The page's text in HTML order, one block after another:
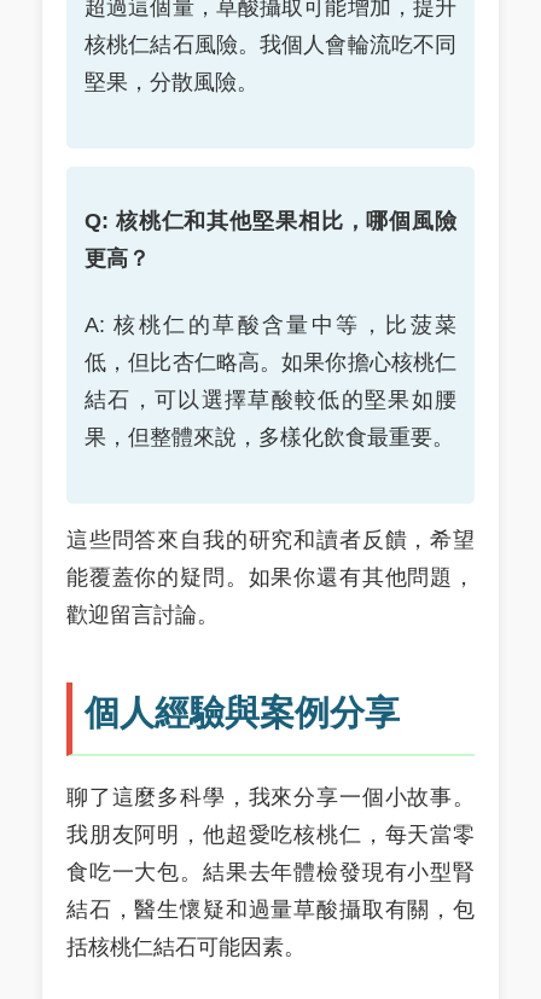
超過這個量，草酸攝取可能增加，提升
核桃仁結石風險。我個人會輪流吃不同
堅果，分散風險。
Q: 核桃仁和其他堅果相比，哪個風險
更高？
A: 核桃仁的草酸含量中等，比菠菜
低，但比杏仁略高。如果你擔心核桃仁
結石，可以選擇草酸較低的堅果如腰
果，但整體來說，多樣化飲食最重要。
這些問答來自我的研究和讀者反饋，希望
能覆蓋你的疑問。如果你還有其他問題，
歡迎留言討論。
個人經驗與案例分享
聊了這麼多科學，我來分享一個小故事。
我朋友阿明，他超愛吃核桃仁，每天當零
食吃一大包。結果去年體檢發現有小型腎
結石，醫生懷疑和過量草酸攝取有關，包
括核桃仁結石可能因素。